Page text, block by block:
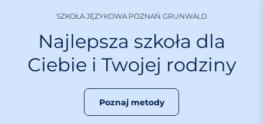
SZKOŁA JĘZYKOWA POZNAŃ GRUNWALD
Najlepsza szkoła dla
Ciebie i Twojej rodziny
Poznaj metody